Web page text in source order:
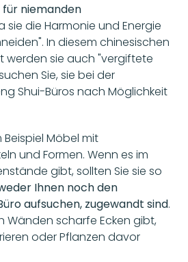
für niemanden
sie die Harmonie und Energie
In diesem chinesischen
werden sie auch "vergiftete
Sie, sie bei der
Shui-Büros nach Möglichkeit
Beispiel Möbel mit
und Formen. Wenn es im
gibt, sollten Sie sie so
Ihnen noch den
aufsuchen, zugewandt sind.
Wänden scharfe Ecken gibt,
oder Pflanzen davor